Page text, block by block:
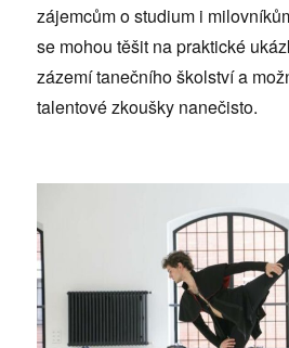
zájemcům o studium i
se mohou těšit na praktické
zázemí tanečního školství a
talentové zkoušky nanečisto.